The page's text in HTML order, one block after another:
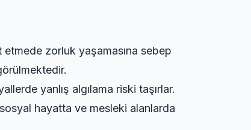
etmede zorluk yaşamasına sebep
yanlış algılama riski taşırlar.
hayatta ve mesleki alanlarda